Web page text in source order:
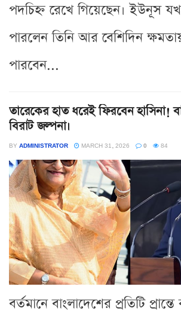
পদচিহ্ন রেখে গিয়েছেন। ইউনূস
পারলেন তিনি আর বেশিদিন
পারবেন...
তারেকের হাত ধরেই ফিরবেন হাসিনা!
বিরাট জল্পনা।
BY ADMINISTRATOR MARCH 31, 2026 0 84
বর্তমানে বাংলাদেশের প্রতিটি